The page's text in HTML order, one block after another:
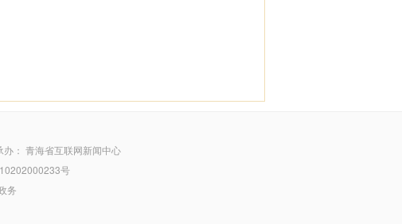
： 青海省互联网新闻中心
号
务